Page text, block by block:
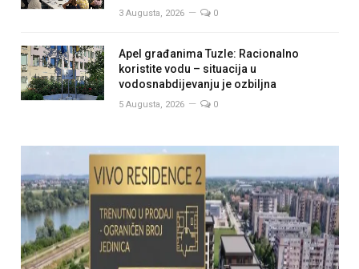
3 Augusta, 2026 0
Apel građanima Tuzle: Racionalno
koristite vodu – situacija u
vodosnabdijevanju je ozbiljna
5 Augusta, 2026 0